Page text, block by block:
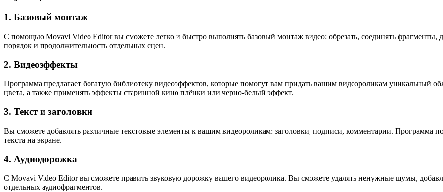
1. Базовый монтаж
С помощью Movavi Video Editor вы сможете легко и быстро выполнять базовый монтаж видео: обрезать, соединять
порядок и продолжительность отдельных сцен.
2. Видеоэффекты
Программа предлагает богатую библиотеку видеоэффектов, которые помогут вам придать вашим видеороликам уникальный
цвета, а также применять эффекты старинной кино плёнки или черно-белый эффект.
3. Текст и заголовки
Вы сможете добавлять различные текстовые элементы к вашим видеороликам: заголовки, подписи, комментарии. Программа
текста на экране.
4. Аудиодорожка
С Movavi Video Editor вы сможете править звуковую дорожку вашего видеоролика. Вы сможете удалять ненужные шумы,
отдельных аудиофрагментов.